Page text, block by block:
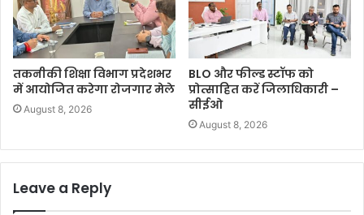
तकनीकी शिक्षा विभाग प्रदेशभर
में आयोजित करेगा रोजगार मेले
August 8, 2026
BLO और फील्ड स्टॉफ को
प्रोत्साहित करें जिलाधिकारी –
सीईओ
August 8, 2026
Leave a Reply